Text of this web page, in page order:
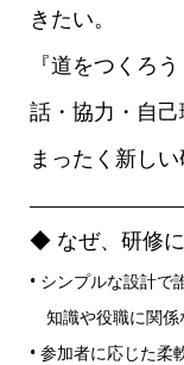
きたい。
『道をつくろ
話・協力・自己
まったく新し
◆ なぜ、研修
• シンプルな設計で
知識や役職に関係
• 参加者に応じた柔